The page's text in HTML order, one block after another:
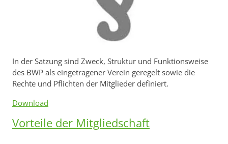
In der Satzung sind Zweck, Struktur und Funktionsweise
des BWP als eingetragener Verein geregelt sowie die
Rechte und Pflichten der Mitglieder definiert.
Download
Vorteile der Mitgliedschaft